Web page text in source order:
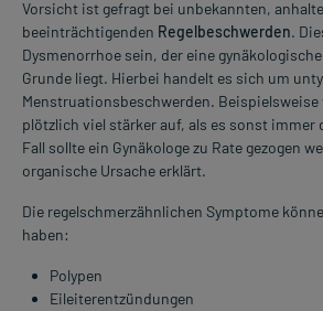
Vorsicht ist gefragt bei unbekannten,
beeinträchtigenden Regelbeschwerden.
Dysmenorrhoe sein, der eine
Grunde liegt. Hierbei handelt es sich um
Menstruationsbeschwerden.
plötzlich viel stärker auf, als es sonst immer
Fall sollte ein Gynäkologe zu Rate gezogen
organische Ursache erklärt.
Die regelschmerzähnlichen Symptome
haben:
Polypen
Eileiterentzündungen